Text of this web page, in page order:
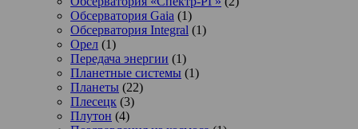
Обсерватория Gaia (1)
Обсерватория Integral (1)
Орел (1)
Передача энергии (1)
Планетные системы (1)
Планеты (22)
Плесецк (3)
Плутон (4)